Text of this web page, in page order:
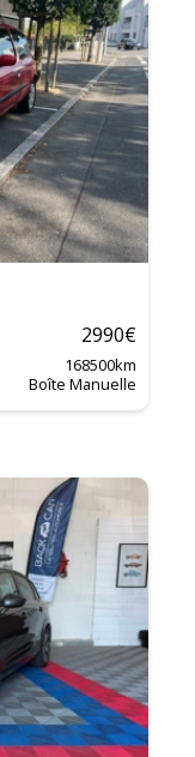
2990€
168500km
Boîte Manuelle